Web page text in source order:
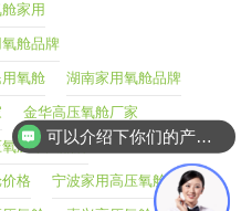
家用
舱品牌
氧舱 湖南家用氧舱品牌
金华高压氧舱厂家
舱十大品牌
格 宁波家用高压氧舱
你们是怎么收费的呢